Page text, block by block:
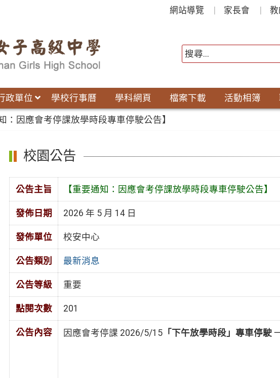
網站導覽 家長會
政單位 學校行事曆 學科網頁 檔案下載 活動相簿
：因應會考停課放學時段專車停駛公告】
校園公告
公告主旨 【重要通知：因應會考停課放學時段專車停駛公告】
發佈日期 2026 年 5 月 14 日
發佈單位 校安中心
公告類別 最新消息
公告等級 重要
點閱次數 201
公告內容 因應會考停課 2026/5/15「下午放學時段」 專車停駛